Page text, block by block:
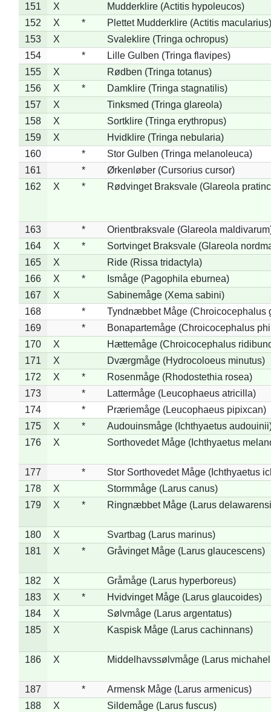
151
X
Mudderklire (Actitis hypoleucos)
152
X *
Plettet Mudderklire (Actitis macularius)
153
X
Svaleklire (Tringa ochropus)
154
*
Lille Gulben (Tringa flavipes)
155
X
Rødben (Tringa totanus)
156
X *
Damklire (Tringa stagnatilis)
157
X
Tinksmed (Tringa glareola)
158
X
Sortklire (Tringa erythropus)
159
X
Hvidklire (Tringa nebularia)
160
*
Stor Gulben (Tringa melanoleuca)
161
*
Ørkenløber (Cursorius cursor)
162
X * Rødvinget Braksvale (Glareola
163 *
Orientbraksvale (Glareola
164
X *
Sortvinget Braksvale (Glareola
165
X
Ride (Rissa tridactyla)
166
X *
Ismåge (Pagophila eburnea)
167
X
Sabinemåge (Xema sabini)
168
*
Tyndnæbbet Måge (Chroicocephalus
169
*
Bonapartemåge (Chroicocephalus
170
X
Hættemåge (Chroicocephalus
171
X
Dværgmåge (Hydrocoloeus minutus)
172
X *
Rosenmåge (Rhodostethia rosea)
173
*
Lattermåge (Leucophaeus atricilla)
174
*
Præriemåge (Leucophaeus pipixcan)
175
X *
Audouinsmåge (Ichthyaetus
176
X Sorthovedet Måge (Ichthyaetus
177 *
Stor Sorthovedet Måge (Ichthyaetus
178
X
Stormmåge (Larus canus)
179
X * Ringnæbbet Måge (Larus
180 X
Svartbag (Larus marinus)
181
X * Gråvinget Måge (Larus glaucescens)
182 X
Gråmåge (Larus hyperboreus)
183
X *
Hvidvinget Måge (Larus glaucoides)
184
X
Sølvmåge (Larus argentatus)
185
X Kaspisk Måge (Larus cachinnans)
186 X Middelhavssølvmåge (Larus
187 *
Armensk Måge (Larus armenicus)
188
X
Sildemåge (Larus fuscus)